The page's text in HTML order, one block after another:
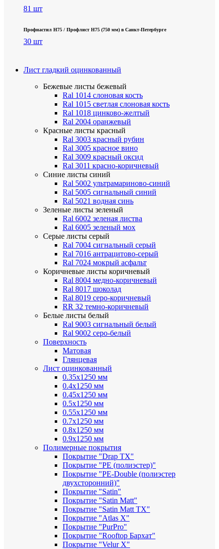
81 шт
Профнастил Н75 / Профлист Н75 (750 мм) в Санкт-Петербурге
30 шт
Лист гладкий оцинкованный
Бежевые листы бежевый
Ral 1014 слоновая кость
Ral 1015 светлая слоновая кость
Ral 1018 цинково-желтый
Ral 2004 оранжевый
Красные листы красный
Ral 3003 красный рубин
Ral 3005 красное вино
Ral 3009 красный оксид
Ral 3011 красно-коричневый
Синие листы синий
Ral 5002 ультрамариново-синий
Ral 5005 сигнальный синий
Ral 5021 водная синь
Зеленые листы зеленый
Ral 6002 зеленая листва
Ral 6005 зеленый мох
Серые листы серый
Ral 7004 сигнальный серый
Ral 7016 антрацитово-серый
Ral 7024 мокрый асфальт
Коричневые листы коричневый
Ral 8004 медно-коричневый
Ral 8017 шоколад
Ral 8019 серо-коричневый
RR 32 темно-коричневый
Белые листы белый
Ral 9003 сигнальный белый
Ral 9002 серо-белый
Поверхность
Матовая
Глянцевая
Лист оцинкованный
0.35х1250 мм
0.4х1250 мм
0.45х1250 мм
0.5х1250 мм
0.55х1250 мм
0.7х1250 мм
0.8х1250 мм
0.9х1250 мм
Полимерные покрытия
Покрытие "Drap TX"
Покрытие "PE (полиэстер)"
Покрытие "PE-Double (полиэстер
двухсторонний)"
Покрытие "Satin"
Покрытие "Satin Мatt"
Покрытие "Satin Matt TX"
Покрытие "Atlas X"
Покрытие "PurPro"
Покрытие "Rooftop Бархат"
Покрытие "Velur X"